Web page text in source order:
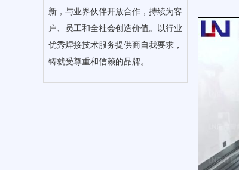
新，与业界伙伴开放合作，持续为客
户、员工和全社会创造价值。以行业
优秀焊接技术服务提供商自我要求，
铸就受尊重和信赖的品牌。